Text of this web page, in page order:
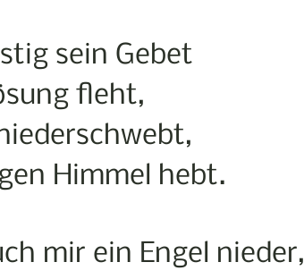
sein Gebet
fleht,
Himmel hebt.
mir ein Engel nieder,